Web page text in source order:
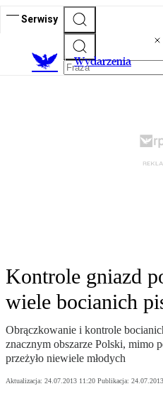
Serwisy
Wydarzenia
Kontrole gniazd
wiele bocianich
Obrączkowanie i kontrole
znacznym obszarze Polski, mimo
przeżyło niewiele młodych
Aktualizacja: 24.07.2013 11:20 Publikacja: